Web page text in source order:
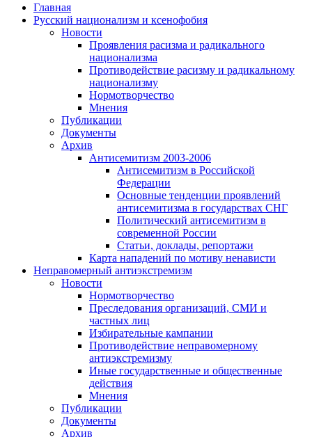
Главная
Русский национализм и ксенофобия
Новости
Проявления расизма и радикального
национализма
Противодействие расизму и радикальному
национализму
Нормотворчество
Мнения
Публикации
Документы
Архив
Антисемитизм 2003-2006
Антисемитизм в Российской
Федерации
Основные тенденции проявлений
антисемитизма в государствах СНГ
Политический антисемитизм в
современной России
Статьи, доклады, репортажи
Карта нападений по мотиву ненависти
Неправомерный антиэкстремизм
Новости
Нормотворчество
Преследования организаций, СМИ и
частных лиц
Избирательные кампании
Противодействие неправомерному
антиэкстремизму
Иные государственные и общественные
действия
Мнения
Публикации
Документы
Архив